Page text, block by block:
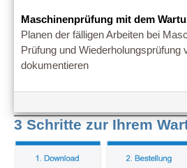
Maschinenprüfung mit dem
Planen der fälligen Arbeiten bei
Prüfung und Wiederholungsprüfung
dokumentieren
3 Schritte zur Ihrem